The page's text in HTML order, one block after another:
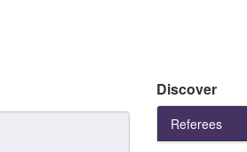
Discover
Referees